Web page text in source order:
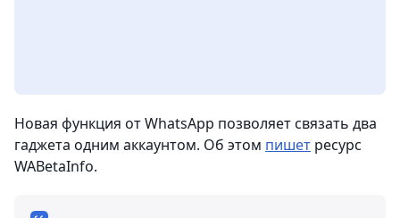
Новая функция от WhatsApp позволяет связать два
гаджета одним аккаунтом. Об этом пишет ресурс
WABetaInfo.